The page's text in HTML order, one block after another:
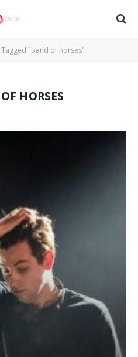
Tagged "band of horses"
HORSES